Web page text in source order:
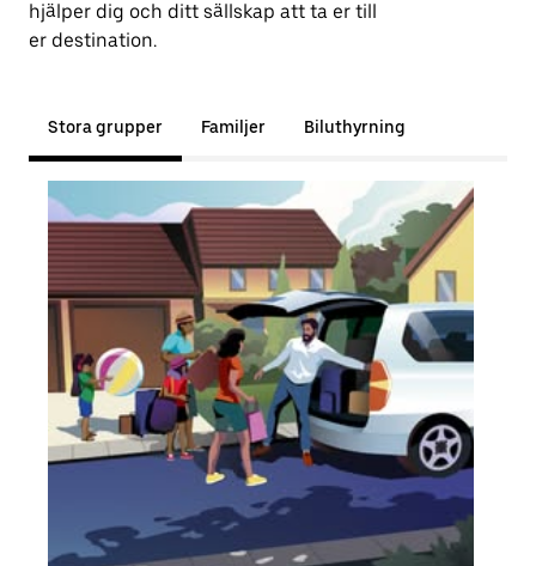
hjälper dig och ditt sällskap att ta er till
er destination.
Stora grupper Familjer Biluthyrning